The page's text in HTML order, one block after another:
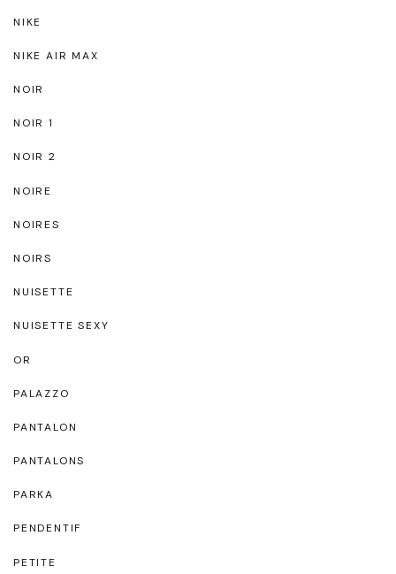
NIKE
NIKE AIR MAX
NOIR
NOIR 1
NOIR 2
NOIRE
NOIRES
NOIRS
NUISETTE
NUISETTE SEXY
OR
PALAZZO
PANTALON
PANTALONS
PARKA
PENDENTIF
PETITE